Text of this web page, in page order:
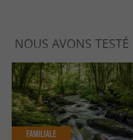
NOUS AVONS TESTÉ
Familiale